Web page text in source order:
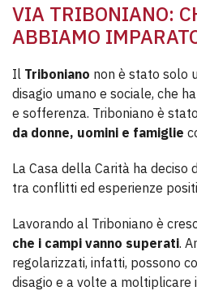
VIA TRIBONIANO:
ABBIAMO
Il Triboniano non è stato solo
disagio umano e sociale, che
e sofferenza. Triboniano è
da donne, uomini e famiglie
La Casa della Carità ha deciso
tra conflitti ed esperienze
Lavorando al Triboniano è
che i campi vanno superati.
regolarizzati, infatti, possono
disagio e a volte a